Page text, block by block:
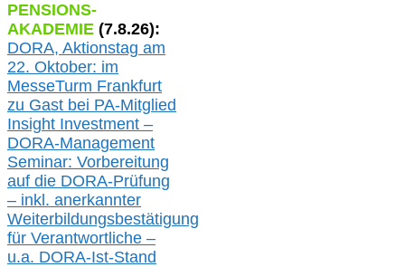
PENSIONS-
AKADEMIE (7.8.26):
DORA, Aktionstag am
22. Oktober: im
MesseTurm Frankfurt
zu Gast bei PA-Mitglied
Insight Investment –
DORA-Management
Seminar: Vorbereitung
auf die DORA-Prüfung
– inkl. anerkannter
Weiterbildungsbestätigung
für Verantwortliche –
u.a. DORA-Ist-Stand